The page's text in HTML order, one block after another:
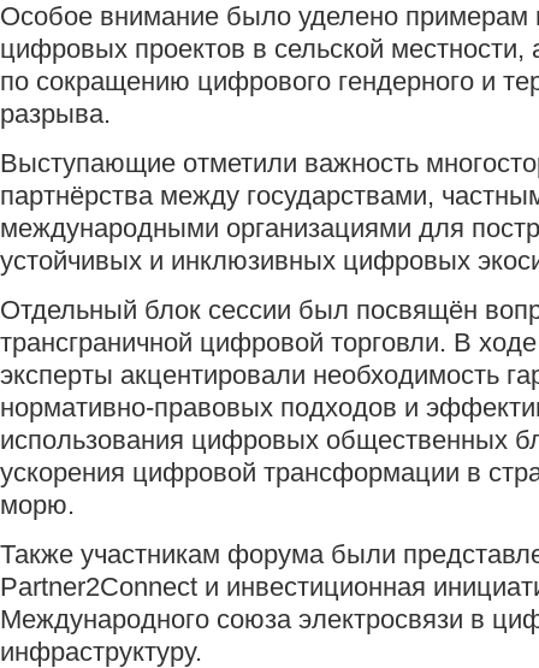
Особое внимание было уделено примерам
цифровых проектов в сельской местности,
по сокращению цифрового гендерного и
разрыва.
Выступающие отметили важность
партнёрства между государствами,
международными организациями для
устойчивых и инклюзивных цифровых
Отдельный блок сессии был посвящён
трансграничной цифровой торговли. В
эксперты акцентировали необходимость
нормативно-правовых подходов и
использования цифровых общественных
ускорения цифровой трансформации в
морю.
Также участникам форума были
Partner2Connect и инвестиционная
Международного союза электросвязи в
инфраструктуру.